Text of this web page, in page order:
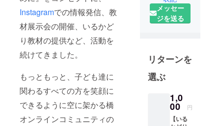
Instagramでの情報発信、教
材展示会の開催、いるかど
り教材の提供など、活動を
続けてきました。
もっともっと、子ども達に
関わるすべての方を笑顔に
できるように空に架かる橋
オンラインコミュニティの
ティ 代表
公立小学校
研究を重ね
てきた。
全国で開催
や研修会で
は講師とし
て自立活動
メッセー
ジを送る
リターンを
選ぶ
1,0
00 円
【いる